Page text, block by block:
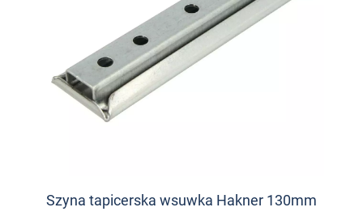
Szyna tapicerska wsuwka Hakner 130mm